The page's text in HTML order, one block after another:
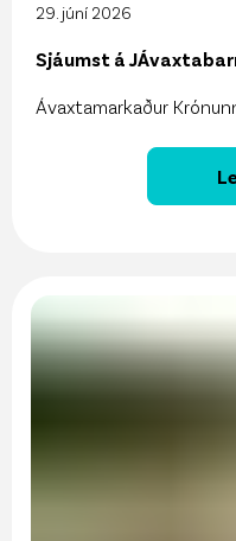
29. júní 2026
Sjáumst á
Ávaxtamarkaður